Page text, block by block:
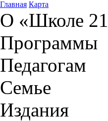
Главная Карта
О «Школе
Программы
Педагогам
Семье
Издания